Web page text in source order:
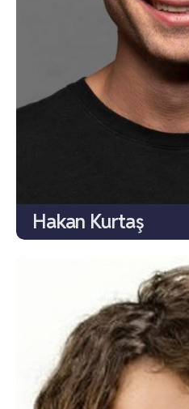
Hakan Kurtaş